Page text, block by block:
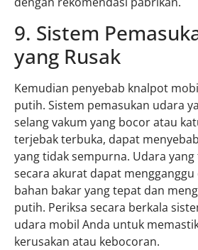
9. Sistem
yang Rusak
Kemudian penyebab knalpot
putih. Sistem pemasukan udara
selang vakum yang bocor atau
terjebak terbuka, dapat
yang tidak sempurna. Udara
secara akurat dapat
bahan bakar yang tepat dan
putih. Periksa secara berkala
udara mobil Anda untuk
kerusakan atau kebocoran.